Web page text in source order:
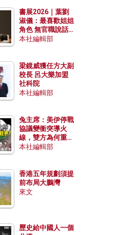
書展2026｜葉劉
淑儀：最喜歡姐姐
角色 無官職說話
包袱少
本社編輯部
梁鏡威獲任方大副
校長 呂大樂加盟
社科院
本社編輯部
兔主席：美伊停戰
協議變衝突導火
線，雙方為何重啟
戰爭？伊朗一早洞
本社編輯部
香港五年規劃須提
前布局大鵬灣
來文
歷史給中國人一個